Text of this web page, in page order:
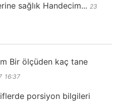
sağlık Handecim... 23
Bir ölçüden kaç tane
16:37
porsiyon bilgileri